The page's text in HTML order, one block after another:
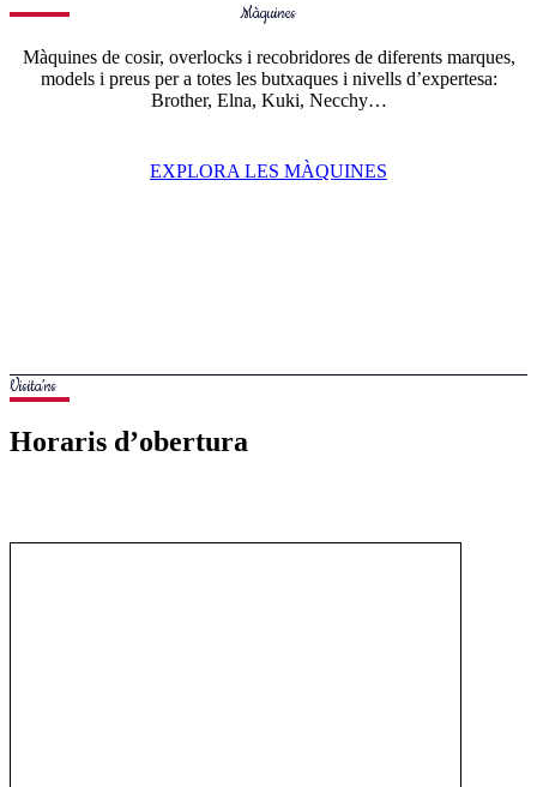
Màquines
Màquines de cosir, overlocks i recobridores de diferents marques,
models i preus per a totes les butxaques i nivells d’expertesa:
Brother, Elna, Kuki, Necchy…
EXPLORA LES MÀQUINES
Visita’ns
Horaris d’obertura